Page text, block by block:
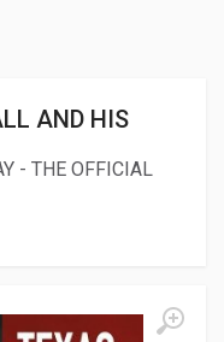
AND HIS
- THE OFFICIAL